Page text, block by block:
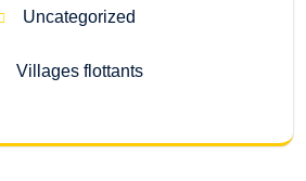
Uncategorized
Villages flottants